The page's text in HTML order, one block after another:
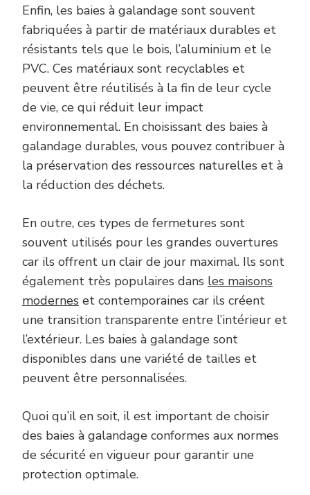
Enfin, les baies à galandage sont souvent
fabriquées à partir de matériaux durables et
résistants tels que le bois, l’aluminium et le
PVC. Ces matériaux sont recyclables et
peuvent être réutilisés à la fin de leur cycle
de vie, ce qui réduit leur impact
environnemental. En choisissant des baies à
galandage durables, vous pouvez contribuer à
la préservation des ressources naturelles et à
la réduction des déchets.
En outre, ces types de fermetures sont
souvent utilisés pour les grandes ouvertures
car ils offrent un clair de jour maximal. Ils sont
également très populaires dans les maisons
modernes et contemporaines car ils créent
une transition transparente entre l’intérieur et
l’extérieur. Les baies à galandage sont
disponibles dans une variété de tailles et
peuvent être personnalisées.
Quoi qu’il en soit, il est important de choisir
des baies à galandage conformes aux normes
de sécurité en vigueur pour garantir une
protection optimale.